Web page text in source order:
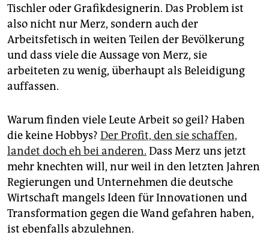
Tischler oder Grafikdesignerin. Das Problem ist
also nicht nur Merz, sondern auch der
Arbeitsfetisch in weiten Teilen der Bevölkerung
und dass viele die Aussage von Merz, sie
arbeiteten zu wenig, überhaupt als Beleidigung
auffassen.
Warum finden viele Leute Arbeit so geil? Haben
die keine Hobbys? Der Profit, den sie schaffen,
landet doch eh bei anderen. Dass Merz uns jetzt
mehr knechten will, nur weil in den letzten Jahren
Regierungen und Unternehmen die deutsche
Wirtschaft mangels Ideen für Innovationen und
Transformation gegen die Wand gefahren haben,
ist ebenfalls abzulehnen.